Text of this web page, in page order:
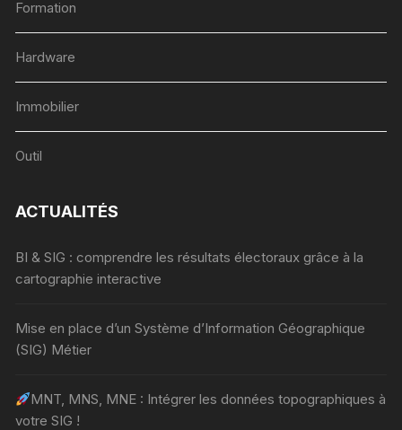
Formation
Hardware
Immobilier
Outil
ACTUALITÉS
BI & SIG : comprendre les résultats électoraux grâce à la
cartographie interactive
Mise en place d’un Système d’Information Géographique
(SIG) Métier
MNT, MNS, MNE : Intégrer les données topographiques à
votre SIG !